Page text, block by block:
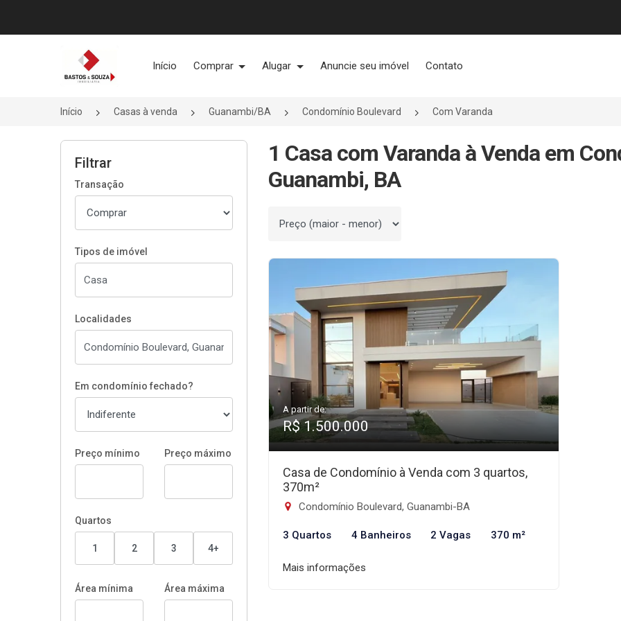
Página inicial
Início Comprar Alugar Anuncie seu imóvel Contato
Início Casas à venda Guanambi/BA Condomínio Boulevard Com Varanda
Filtrar
Transação
Tipos de imóvel
Localidades
Em condomínio fechado?
Preço mínimo Preço máximo
Quartos
1 2 3 4+
Área mínima Área máxima
1 Casa com Varanda à Venda em
Guanambi, BA
Ordenar por
A partir de:
R$ 1.500.000
Casa de Condomínio à Venda com 3 quartos,
370m²
Condomínio Boulevard, Guanambi-BA
3 Quartos 4 Banheiros 2 Vagas 370 m²
Mais informações